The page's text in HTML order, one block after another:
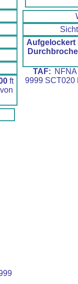
ft
Aufgelockert
TAF:
9999 SCT020